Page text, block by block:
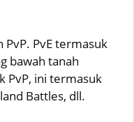
PvP. PvE termasuk
bawah tanah
PvP, ini termasuk
Battles, dll.